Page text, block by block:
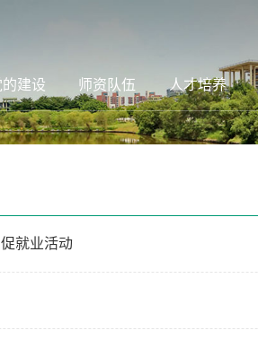
的建设 师资队伍 人才培养
就业活动